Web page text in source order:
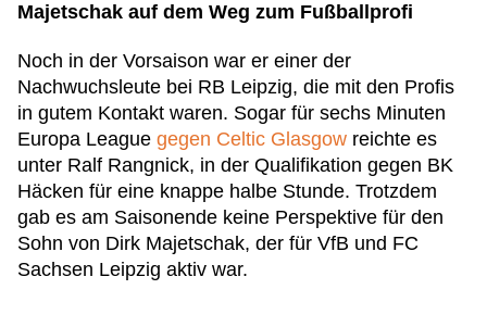
Majetschak auf dem Weg zum Fußballprofi
Noch in der Vorsaison war er einer der
Nachwuchsleute bei RB Leipzig, die mit den Profis
in gutem Kontakt waren. Sogar für sechs Minuten
Europa League gegen Celtic Glasgow reichte es
unter Ralf Rangnick, in der Qualifikation gegen BK
Häcken für eine knappe halbe Stunde. Trotzdem
gab es am Saisonende keine Perspektive für den
Sohn von Dirk Majetschak, der für VfB und FC
Sachsen Leipzig aktiv war.